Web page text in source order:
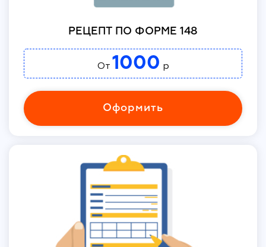
РЕЦЕПТ ПО ФОРМЕ 148
От 1000 р
Оформить